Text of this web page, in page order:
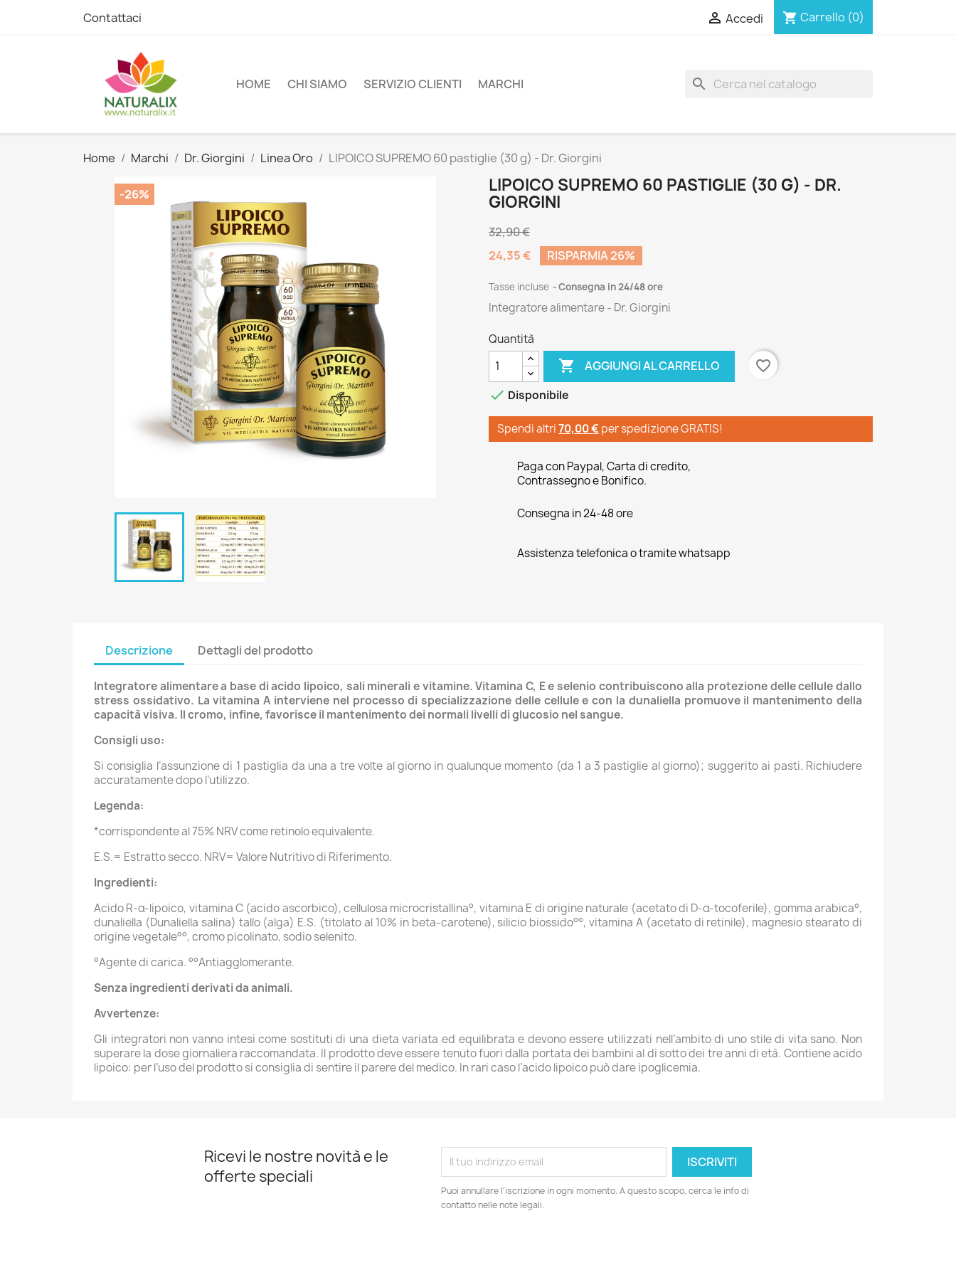
Contattaci  Accedi shopping_cart Carrello (0)
HOME CHI SIAMO SERVIZIO CLIENTI MARCHI search
Home Marchi Dr. Giorgini Linea Oro LIPOICO SUPREMO 60 pastiglie (30 g) - Dr. Giorgini
-26%
LIPOICO SUPREMO 60 PASTIGLIE (30 G) - DR.
GIORGINI
32,90 €
24,35 €
RISPARMIA 26%
Tasse incluse Consegna in 24/48 ore
Integratore alimentare - Dr. Giorgini
Quantità
 AGGIUNGI AL CARRELLO
favorite_border
 Disponibile
Spendi altri70,00 € per spedizione GRATIS!
Paga con Paypal, Carta di credito,
Contrassegno e Bonifico.
Consegna in 24-48 ore
Assistenza telefonica o tramite whatsapp
Descrizione Dettagli del prodotto
Integratore alimentare a base di acido lipoico, sali minerali e vitamine. Vitamina C, E e selenio contribuiscono alla protezione delle cellule dallo
stress ossidativo. La vitamina A interviene nel processo di specializzazione delle cellule e con la dunaliella promuove il mantenimento della
capacità visiva. Il cromo, infine, favorisce il mantenimento dei normali livelli di glucosio nel sangue.
Consigli uso:
Si consiglia l’assunzione di 1 pastiglia da una a tre volte al giorno in qualunque momento (da 1 a 3 pastiglie al giorno); suggerito ai pasti. Richiudere
accuratamente dopo l’utilizzo.
Legenda:
*corrispondente al 75% NRV come retinolo equivalente.
E.S.= Estratto secco. NRV= Valore Nutritivo di Riferimento.
Ingredienti:
Acido R-α-lipoico, vitamina C (acido ascorbico), cellulosa microcristallina°, vitamina E di origine naturale (acetato di D-α-tocoferile), gomma arabica°,
dunaliella (Dunaliella salina) tallo (alga) E.S. (titolato al 10% in beta-carotene), silicio biossido°°, vitamina A (acetato di retinile), magnesio stearato di
origine vegetale°°, cromo picolinato, sodio selenito.
°Agente di carica. °°Antiagglomerante.
Senza ingredienti derivati da animali.
Avvertenze:
Gli integratori non vanno intesi come sostituti di una dieta variata ed equilibrata e devono essere utilizzati nell’ambito di uno stile di vita sano. Non
superare la dose giornaliera raccomandata. Il prodotto deve essere tenuto fuori dalla portata dei bambini al di sotto dei tre anni di età. Contiene acido
lipoico: per l’uso del prodotto si consiglia di sentire il parere del medico. In rari caso l’acido lipoico può dare ipoglicemia.
Ricevi le nostre novità e le
offerte speciali
Puoi annullare l'iscrizione in ogni momento. A questo scopo, cerca le info di
contatto nelle note legali.